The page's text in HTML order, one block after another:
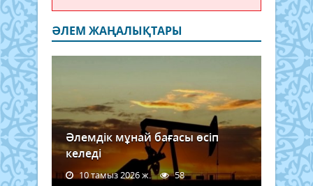
ӘЛЕМ ЖАҢАЛЫҚТАРЫ
Әлемдік мұнай бағасы өсіп
келеді
10 тамыз 2026 ж. 58